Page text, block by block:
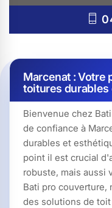
Marcenat : Votre
toitures
Bienvenue chez
de confiance à
durables et
point il est crucial
robuste, mais aussi
Bati pro couverture,
des solutions de